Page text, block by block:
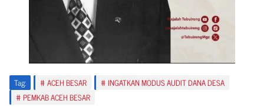
Tag: ACEH BESAR
INGATKAN MODUS AUDIT DANA DESA
PEMKAB ACEH BESAR